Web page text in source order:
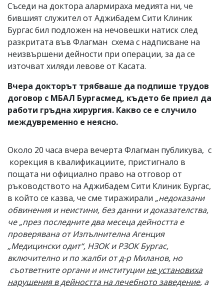
Съседи на доктора алармираха медията ни, че
бившият служител от Аджибадем Сити Клиник
Бургас бил подложен на нечовешки натиск след
разкритата във Флагман схема с надписване на
неизвършени дейности при операции, за да се
източват хиляди левове от Касата.
Вчера докторът трябваше да подпише трудов
договор с МБАЛ Бургасмед, където бе приел да
работи гръдна хирургия. Какво се е случило
междувременно е неясно.
Около 20 часа вчера вечерта Флагман публикува, с
корекция в квалификациите, пристигнало в
пощата ни официално право на отговор от
ръководството на Аджибадем Сити Клиник Бургас,
в който се казва, че сме тиражирали „недоказани
обвинения и неистини, без данни и доказателства,
че „през последните два месеца дейността е
проверявана от Изпълнителна Агенция
„Медицински одит“, НЗОК и РЗОК Бургас,
включително и по жалби от д-р Миланов, но
съответните органи и институциине установиха
нарушения в дейността на лечебното заведение, а